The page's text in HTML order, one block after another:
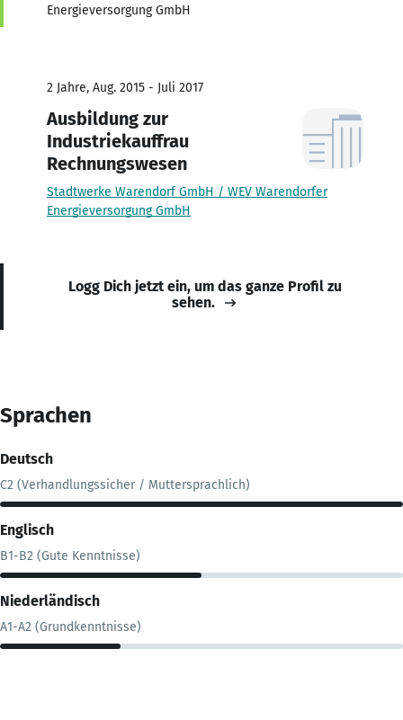
Energieversorgung GmbH
2 Jahre, Aug. 2015 - Juli 2017
Ausbildung zur
Industriekauffrau
Rechnungswesen
Stadtwerke Warendorf GmbH / WEV Warendorfer
Energieversorgung GmbH
Logg Dich jetzt ein, um das ganze Profil zu
sehen.
Sprachen
Deutsch
C2 (Verhandlungssicher / Muttersprachlich)
Englisch
B1-B2 (Gute Kenntnisse)
Niederländisch
A1-A2 (Grundkenntnisse)